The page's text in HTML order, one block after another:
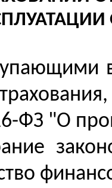
ФЗ "О